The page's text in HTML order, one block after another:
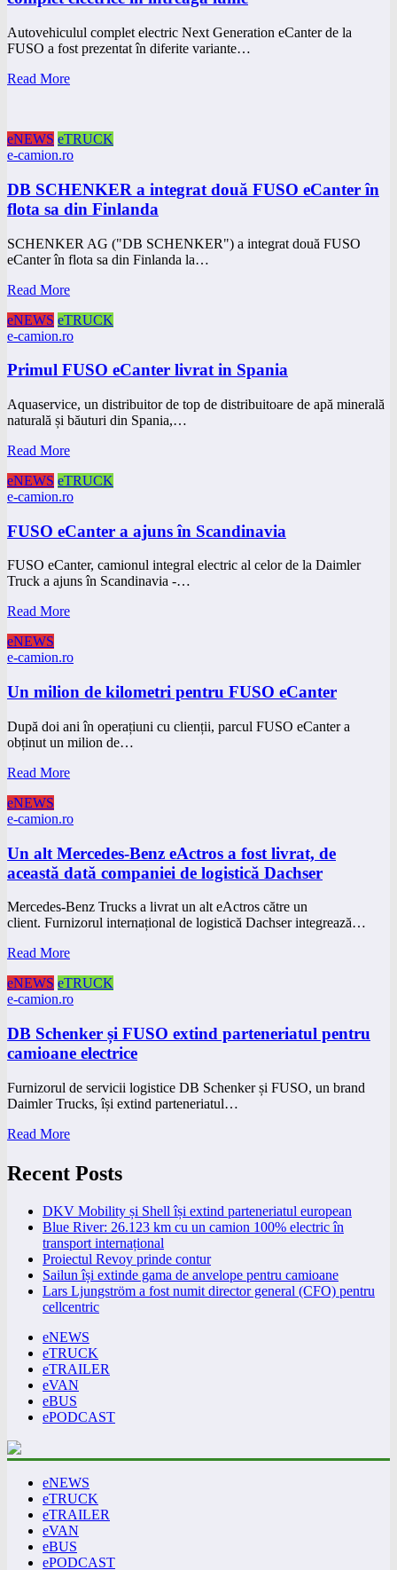
Autovehiculul complet electric Next Generation eCanter de la
FUSO a fost prezentat în diferite variante…
Read More
eNEWS eTRUCK
e-camion.ro
DB SCHENKER a integrat două FUSO eCanter în
flota sa din Finlanda
SCHENKER AG ("DB SCHENKER") a integrat două FUSO
eCanter în flota sa din Finlanda la…
Read More
eNEWS eTRUCK
e-camion.ro
Primul FUSO eCanter livrat in Spania
Aquaservice, un distribuitor de top de distribuitoare de apă minerală
naturală și băuturi din Spania,…
Read More
eNEWS eTRUCK
e-camion.ro
FUSO eCanter a ajuns în Scandinavia
FUSO eCanter, camionul integral electric al celor de la Daimler
Truck a ajuns în Scandinavia -…
Read More
eNEWS
e-camion.ro
Un milion de kilometri pentru FUSO eCanter
După doi ani în operațiuni cu clienții, parcul FUSO eCanter a
obținut un milion de…
Read More
eNEWS
e-camion.ro
Un alt Mercedes-Benz eActros a fost livrat, de
această dată companiei de logistică Dachser
Mercedes-Benz Trucks a livrat un alt eActros către un
client. Furnizorul internațional de logistică Dachser integrează…
Read More
eNEWS eTRUCK
e-camion.ro
DB Schenker și FUSO extind parteneriatul pentru
camioane electrice
Furnizorul de servicii logistice DB Schenker și FUSO, un brand
Daimler Trucks, își extind parteneriatul…
Read More
Recent Posts
DKV Mobility și Shell își extind parteneriatul european
Blue River: 26.123 km cu un camion 100% electric în
transport internațional
Proiectul Revoy prinde contur
Sailun își extinde gama de anvelope pentru camioane
Lars Ljungström a fost numit director general (CFO) pentru
cellcentric
eNEWS
eTRUCK
eTRAILER
eVAN
eBUS
ePODCAST
eNEWS
eTRUCK
eTRAILER
eVAN
eBUS
ePODCAST